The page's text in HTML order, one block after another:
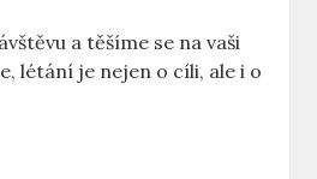
a těšíme se na vaši
létání je nejen o cíli, ale i o